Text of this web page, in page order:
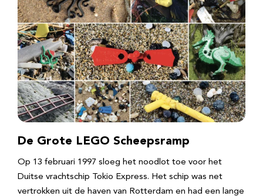
De Grote LEGO Scheepsramp
Op 13 februari 1997 sloeg het noodlot toe voor het
Duitse vrachtschip Tokio Express. Het schip was net
vertrokken uit de haven van Rotterdam en had een lange